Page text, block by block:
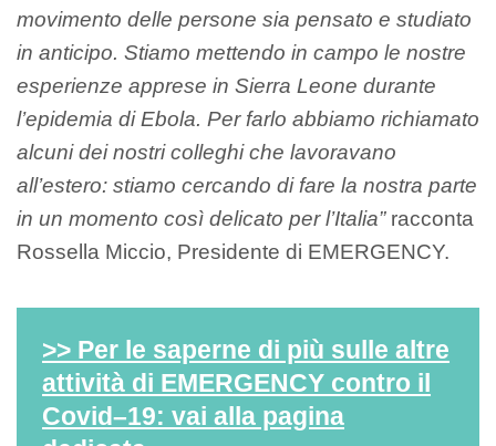
movimento delle persone sia pensato e studiato
in anticipo. Stiamo mettendo in campo le nostre
esperienze apprese in Sierra Leone durante
l’epidemia di Ebola. Per farlo abbiamo richiamato
alcuni dei nostri colleghi che lavoravano
all’estero: stiamo cercando di fare la nostra parte
in un momento così delicato per l’Italia”racconta
Rossella Miccio, Presidente di EMERGENCY.
>> Per le saperne di più sulle altre
attività di EMERGENCY contro il
Covid–19: vai alla pagina